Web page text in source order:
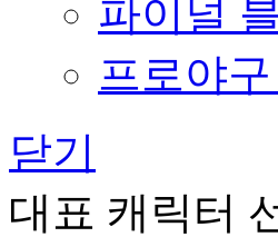
파이널
프로야
닫기
대표 캐릭터